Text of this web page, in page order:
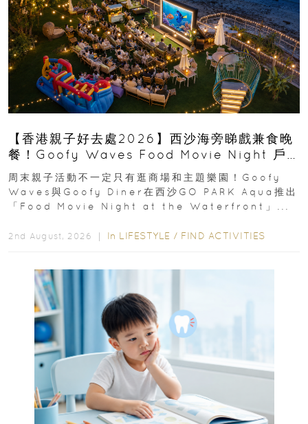
【香港親子好去處2026】西沙海旁睇戲兼食晚
餐！Goofy Waves Food Movie Night 戶
外影院逢週末登場
周末親子活動不一定只有逛商場和主題樂園！Goofy
Waves與Goofy Diner在西沙GO PARK Aqua推出
「Food Movie Night at the Waterfront」...
2nd August, 2026 ｜ In LIFESTYLE / FIND ACTIVITIES